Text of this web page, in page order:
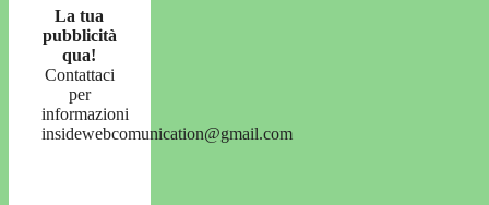
La tua
pubblicità
qua!
Contattaci
per
informazioni
insidewebcomunication@gmail.com